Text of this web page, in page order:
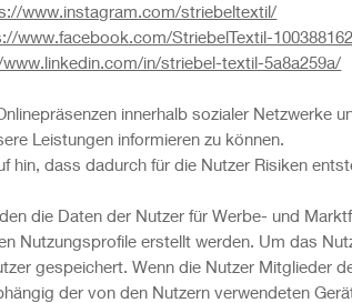
www.instagram.com/striebeltextil/
www.facebook.com/StriebelTextil-
in/striebel-textil-5a8a259a/
innerhalb sozialer Netzwerke
Leistungen informieren zu können.
hin, dass dadurch für die Nutzer Risiken
die Daten der Nutzer für Werbe- und
Nutzungsprofile erstellt werden. Um das
gespeichert. Wenn die Nutzer Mitglieder
der von den Nutzern verwendeten